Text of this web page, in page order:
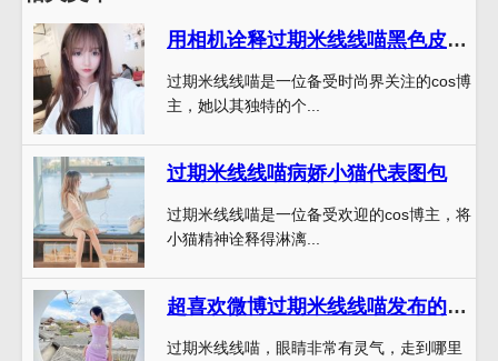
用相机诠释过期米线线喵黑色皮衣的个性化网红风范
过期米线线喵是一位备受时尚界关注的cos博
主，她以其独特的个...
过期米线线喵病娇小猫代表图包
过期米线线喵是一位备受欢迎的cos博主，将
小猫精神诠释得淋漓...
超喜欢微博过期米线线喵发布的这个图包，里面的每张照片都好看。
过期米线线喵，眼睛非常有灵气，走到哪里